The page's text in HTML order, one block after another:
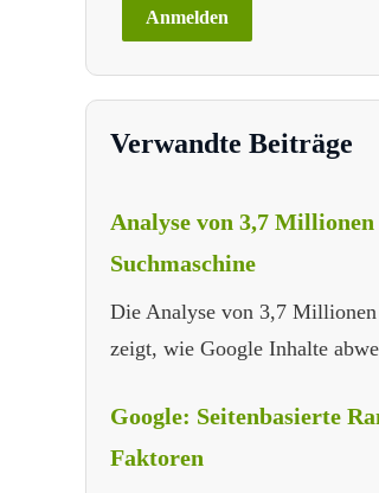
Verwandte Beiträge
Analyse von 3,7
Suchmaschine
Die Analyse von 3,7
zeigt, wie Google Inhalte
Google: Seitenbasierte
Faktoren